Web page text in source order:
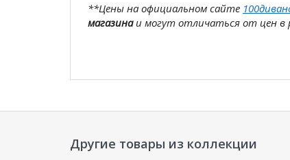
**Цены на официальном сайте
магазинаи могут отличаться от цен в
Другие товары из коллекции